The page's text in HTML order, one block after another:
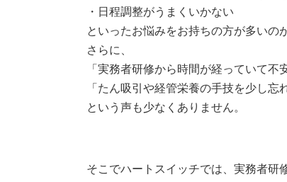
・日程調整がうまくいかない
といったお悩みをお持ちの方が多いの
さらに、
「実務者研修から時間が経っていて不
「たん吸引や経管栄養の手技を少し忘
という声も少なくありません。
そこでハートスイッチでは、実務者研